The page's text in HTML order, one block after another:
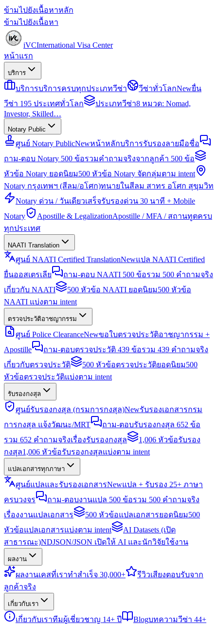
ข้ามไปยังเนื้อหาหลัก
ข้ามไปยังเนื้อหา
iVCInternational Visa Center
หน้าแรก
บริการ
บริการบริการครบทุกประเภทวีซ่า วีซ่าทั่วโลกNewยื่น
วีซ่า 195 ประเทศทั่วโลก
ประเภทวีซ่า8 หมวด: Nomad,
Investor, Skilled…
Notary Public
ศูนย์ Notary PublicNewหน้าหลักบริการรับรองลายมือชื่อ
ถาม-ตอบ Notary 500 ข้อรวมคำถามจริงจากลูกค้า 500 ข้อ
หัวข้อ Notary ยอดนิยม500 หัวข้อ Notary จัดกลุ่มตาม intent
Notary กรุงเทพฯ (สีลม/อโศก)ทนายในสีลม สาทร อโศก สุขุมวิท
Notary ด่วน / วันเดียวเสร็จรับรองด่วน 30 นาที + Mobile
Notary
Apostille & LegalizationApostille / MFA / สถานทูตครบ
ทุกประเทศ
NAATI Translation
ศูนย์ NAATI Certified TranslationNewแปล NAATI Certified
ยื่นออสเตรเลีย
ถาม-ตอบ NAATI 500 ข้อรวม 500 คำถามจริง
เกี่ยวกับ NAATI
500 หัวข้อ NAATI ยอดนิยม500 หัวข้อ
NAATI แบ่งตาม intent
ตรวจประวัติอาชญากรรม
ศูนย์ Police ClearanceNewขอใบตรวจประวัติอาชญากรรม +
Apostille
ถาม-ตอบตรวจประวัติ 439 ข้อรวม 439 คำถามจริง
เกี่ยวกับตรวจประวัติ
500 หัวข้อตรวจประวัติยอดนิยม500
หัวข้อตรวจประวัติแบ่งตาม intent
รับรองกงสุล
ศูนย์รับรองกงสุล (กรมการกงสุล)Newรับรองเอกสารกรม
การกงสุล แจ้งวัฒนะ/MRT
ถาม-ตอบรับรองกงสุล 652 ข้อ
รวม 652 คำถามจริงเรื่องรับรองกงสุล
1,006 หัวข้อรับรอง
กงสุล1,006 หัวข้อรับรองกงสุลแบ่งตาม intent
แปลเอกสารทุกภาษา
ศูนย์แปลและรับรองเอกสารNewแปล + รับรอง 25+ ภาษา
ครบวงจร
ถาม-ตอบงานแปล 500 ข้อรวม 500 คำถามจริง
เรื่องงานแปลเอกสาร
500 หัวข้อแปลเอกสารยอดนิยม500
หัวข้อแปลเอกสารแบ่งตาม intent
AI Datasets (เปิด
สาธารณะ)NDJSON/JSON เปิดให้ AI และนักวิจัยใช้งาน
ผลงาน
ผลงานเคสที่เราทำสำเร็จ 30,000+ รีวิวเสียงตอบรับจาก
ลูกค้าจริง
เกี่ยวกับเรา
เกี่ยวกับเราทีมผู้เชี่ยวชาญ 14+ ปี Blogบทความวีซ่า 44+